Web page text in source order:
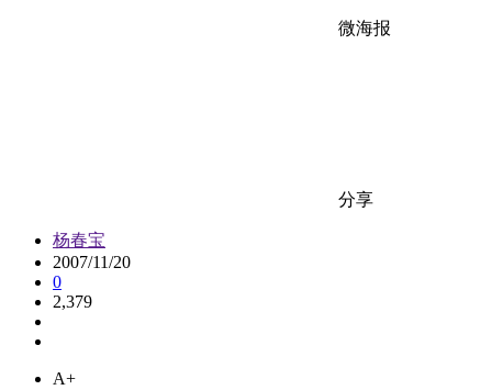
微海报
分享
杨春宝
2007/11/20
0
2,379
A+